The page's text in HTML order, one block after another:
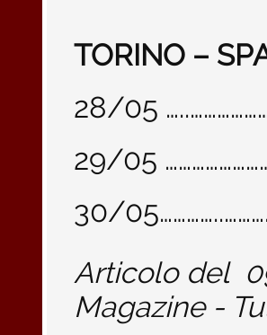
TORINO –
28/05
29/05
30/
Articolo del
Magazine -